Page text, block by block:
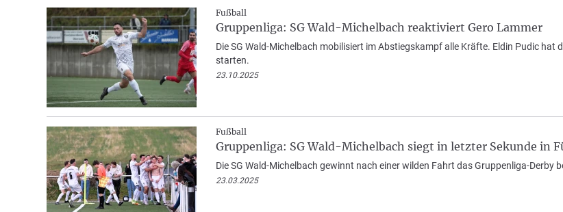
Fußball
Gruppenliga: SG Wald-Michelbach reaktiviert Gero Lammer
Die SG Wald-Michelbach mobilisiert im Abstiegskampf alle Kräfte. Eldin Pudic hat
starten.
23.10.2025
Fußball
Gruppenliga: SG Wald-Michelbach siegt in letzter Sekunde in
Die SG Wald-Michelbach gewinnt nach einer wilden Fahrt das Gruppenliga-Derby
23.03.2025